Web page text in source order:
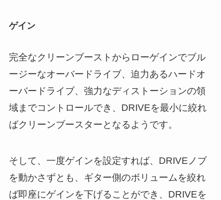
ゲイン
完全なクリーンブーストからローゲインでブル
ージーなオーバードライブ、迫力あるハードオ
ーバードライブ、強力なディストーションの領
域までコントロールでき、DRIVEを最小に絞れ
ばクリーンブースターとなるようです。
そして、一度ゲインを設定すれば、DRIVEノブ
を動かさずとも、ギター側のボリュームを絞れ
ば即座にゲインを下げることができ、DRIVEを